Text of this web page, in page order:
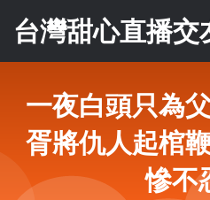
台灣甜心直播交
一夜白頭只為
胥將仇人起棺
慘不